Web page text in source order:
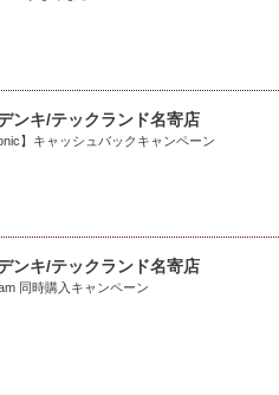
ンキ/テックランド名寄店
】キャッシュバックキャンペーン
ンキ/テックランド名寄店
同時購入キャンペーン